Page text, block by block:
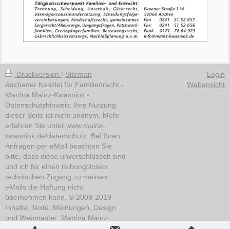
Druckversion | Sitemap
Aachener Kanzlei für Familienrecht -
Martina Mainz-Kwasniok -
Datenschutzhinweis: Ihre Nutzung
dieser Seite ist nicht anonym. Mehr
erfahren Sie unter www.mainz-
kwasniok.de/datenschutz. Bei Ihren
Anfragen per eMail beachten Sie
bitte, dass diese unverschlüsselt sind
und ich für einen reibungslosen
technischen Zugang zu meinen
eMails die Haftung nicht
übernehmen kann. © 2009-2019
Inhalte, Texte, Meinungen, Design
und Webmaster: Martina Mainz-
Login
Webansicht